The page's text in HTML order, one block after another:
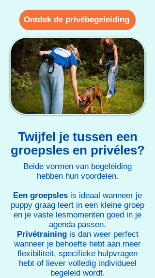
Ontdek de privébegeleiding
Twijfel je tussen een
groepsles en privéles?
Beide vormen van begeleiding
hebben hun voordelen.
Een groepsles is ideaal wanneer je
puppy graag leert in een kleine groep
en je vaste lesmomenten goed in je
agenda passen.
Privétrainingis dan weer perfect
wanneer je behoefte hebt aan meer
flexibiliteit, specifieke hulpvragen
hebt of liever volledig individueel
begeleid wordt.